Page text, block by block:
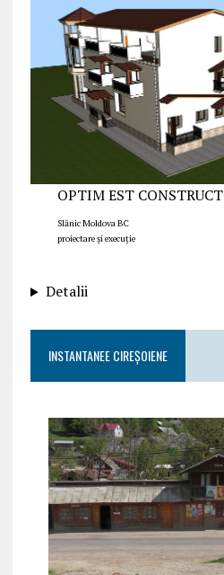
OPTIM EST CONSTRUCT
Slănic Moldova BC
proiectare și execuție
Detalii
INSTANTANEE CIREȘOIENE